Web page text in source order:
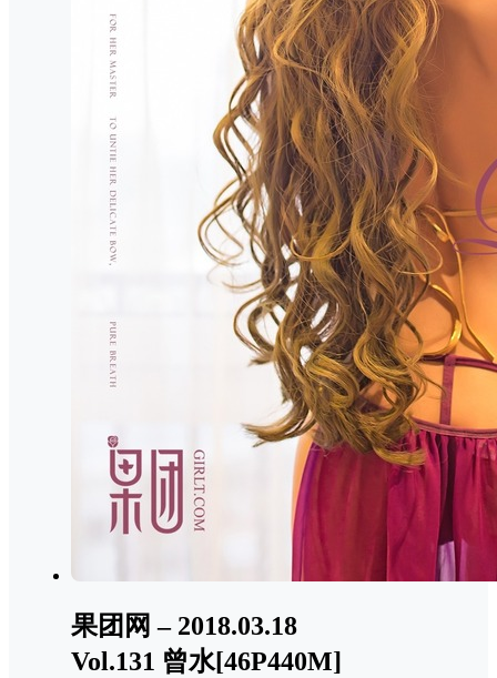
果团网 – 2018.03.18
Vol.131 曾水[46P440M]